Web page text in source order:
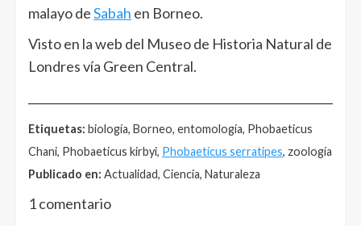
malayo deSabah en Borneo.
Visto en la web del Museo de Historia Natural de
Londres vía Green Central.
Etiquetas: biología, Borneo, entomología, Phobaeticus
Chani, Phobaeticus kirbyi, Phobaeticus serratipes, zoología
Publicado en: Actualidad, Ciencia, Naturaleza
1 comentario